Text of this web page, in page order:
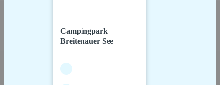
Campingpark
Breitenauer See